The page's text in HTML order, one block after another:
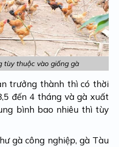
tùy thuộc vào giống gà
trưởng thành thì có thời
đến 4 tháng và gà xuất
bình bao nhiêu thì tùy
gà công nghiệp, gà Tàu